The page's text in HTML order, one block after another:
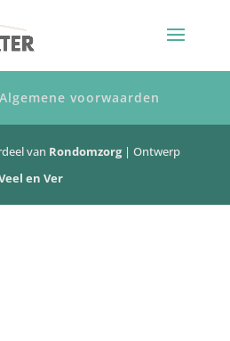
Algemene voorwaarden
van Rondomzorg | Ontwerp
en Ver